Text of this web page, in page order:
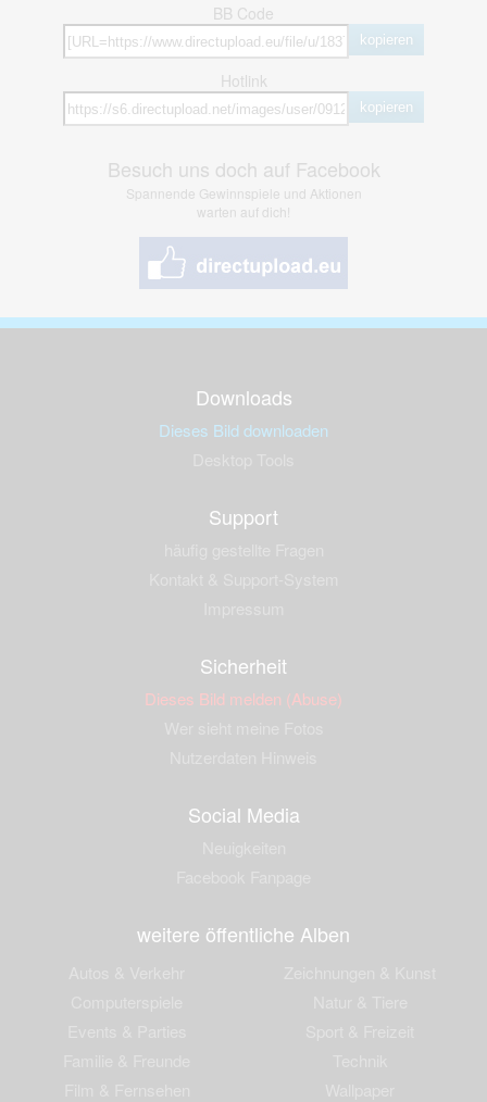
BB Code
kopieren
Hotlink
kopieren
Besuch uns doch auf Facebook
Spannende Gewinnspiele und Aktionen
warten auf dich!
Downloads
Dieses Bild downloaden
Support
Sicherheit
Dieses Bild melden (Abuse)
Social Media
weitere öffentliche Alben